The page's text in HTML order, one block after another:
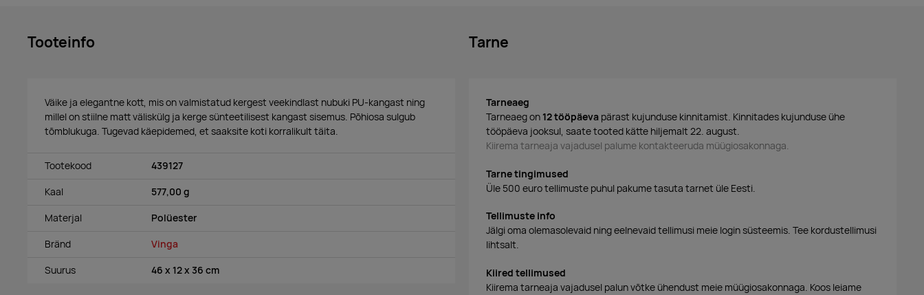
Tooteinfo
Väike ja elegantne kott, mis on valmistatud kergest veekindlast nubuki PU-kangast ning
millel on stiilne matt väliskülg ja kerge sünteetilisest kangast sisemus. Põhiosa sulgub
tõmblukuga. Tugevad käepidemed, et saaksite koti korralikult täita.
Tootekood 439127
Kaal 577,00 g
Materjal Polüester
Bränd Vinga
Suurus 46 x 12 x 36 cm
Tarne
Tarneaeg
Tarneaeg on 12 tööpäeva pärast kujunduse kinnitamist. Kinnitades kujunduse ühe
tööpäeva jooksul, saate tooted kätte hiljemalt 22. august.
Kiirema tarneaja vajadusel palume kontakteeruda müügiosakonnaga.
Tarne tingimused
Üle 500 euro tellimuste puhul pakume tasuta tarnet üle Eesti.
Tellimuste info
Jälgi oma olemasolevaid ning eelnevaid tellimusi meie login süsteemis. Tee kordustellimusi
lihtsalt.
Kiired tellimused
Kiirema tarneaja vajadusel palun võtke ühendust meie müügiosakonnaga. Koos leiame